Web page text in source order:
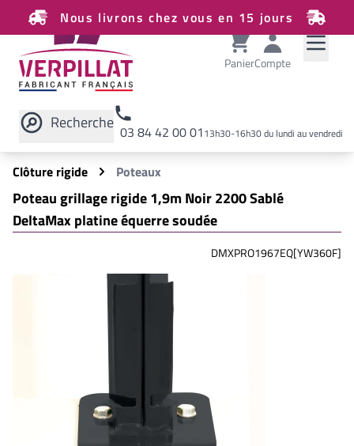
Nous livrons chez vous en 15 jours
PanierCompte
Recherche 03 84 42 00 0113h30-16h30 du lundi au vendredi
Rechercher sur le site
Clôture rigide
Poteaux
Poteau grillage rigide 1,9m Noir 2200 Sablé
DeltaMax platine équerre soudée
DMXPRO1967EQ[YW360F]